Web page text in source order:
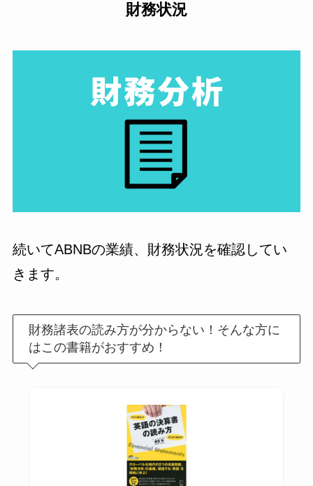
財務状況
続いてABNBの業績、財務状況を確認してい
きます。
財務諸表の読み方が分からない！そんな方に
はこの書籍がおすすめ！